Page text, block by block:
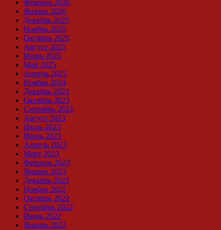
Февраль 2026
Январь 2026
Декабрь 2025
Ноябрь 2025
Октябрь 2025
Август 2025
Июнь 2025
Май 2025
Апрель 2025
Ноябрь 2024
Декабрь 2023
Октябрь 2023
Сентябрь 2023
Август 2023
Июль 2023
Июнь 2023
Апрель 2023
Март 2023
Февраль 2023
Январь 2023
Декабрь 2022
Ноябрь 2022
Октябрь 2022
Сентябрь 2022
Июнь 2022
Январь 2022